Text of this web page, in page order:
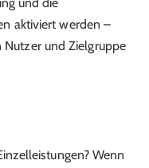
aktiviert werden –
und Zielgruppe
Wenn